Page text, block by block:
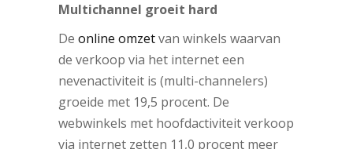
Multichannel groeit hard
De online omzetvan winkels waarvan
de verkoop via het internet een
nevenactiviteit is (multi-channelers)
groeide met 19,5 procent. De
webwinkels met hoofdactiviteit verkoop
via internet zetten 11,0 procent meer